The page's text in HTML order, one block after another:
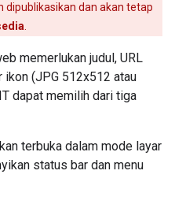
dipublikasikan dan akan tetap
.
memerlukan judul, URL
ikon (JPG 512x512 atau
dapat memilih dari tiga
terbuka dalam mode layar
status bar dan menu